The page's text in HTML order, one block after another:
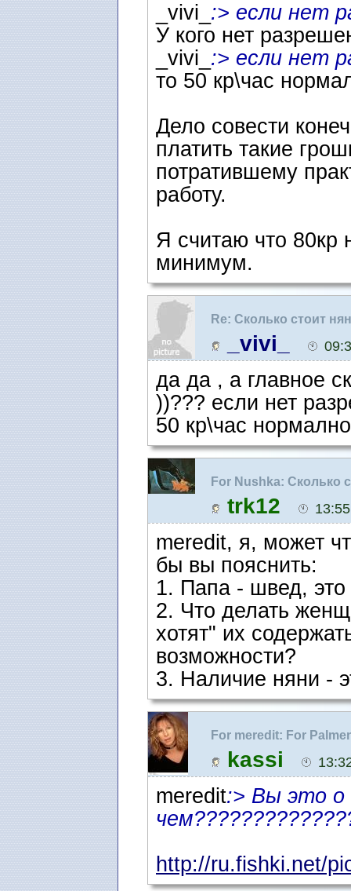
_vivi_ :> если нет
У кого нет
_vivi_ :> если нет
то 50 кр\час
Дело совести
платить такие
потратившему
работу.
Я считаю что 80кр
минимум.
Re: Сколько стоит
_vivi_
да да , а главное
))??? если нет
50 кр\час
For Nushka: Сколько
trk12 13:55
meredit, я, может
бы вы пояснить:
1. Папа - швед,
2. Что делать
хотят" их
возможности?
3. Наличие няни -
For meredit: For
Сколько стоит няня
kassi
meredit:> Вы это о
http://ru.fishki.net/